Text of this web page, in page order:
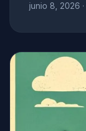
junio 8, 2026 ·